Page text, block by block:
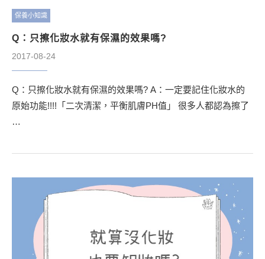
保養小知識
Q：只擦化妝水就有保濕的效果嗎?
2017-08-24
Q：只擦化妝水就有保濕的效果嗎? A：一定要記住化妝水的
原始功能!!!!「二次清潔，平衡肌膚PH值」 很多人都認為擦了
…